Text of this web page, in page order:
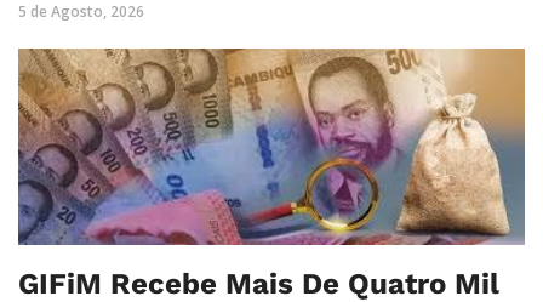
5 de Agosto, 2026
GIFiM Recebe Mais De Quatro Mil